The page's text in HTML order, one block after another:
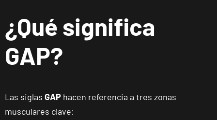
¿Qué significa
GAP?
Las siglas GAP hacen referencia a tres zonas
musculares clave: